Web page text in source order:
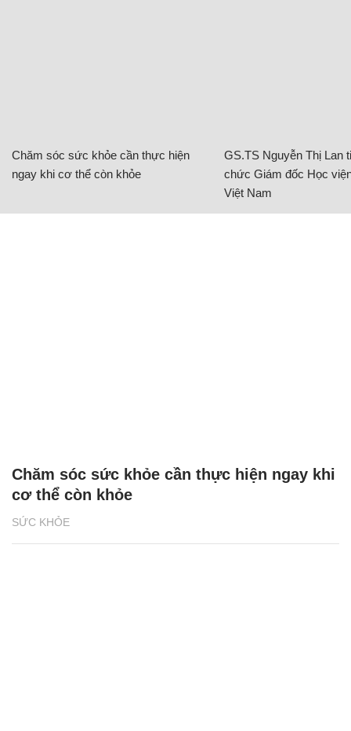
Chăm sóc sức khỏe cần thực hiện
ngay khi cơ thể còn khỏe
GS.TS Nguyễn Thị Lan
chức Giám đốc Học
Việt Nam
SỨC KHỎE
Chăm sóc sức khỏe cần thực hiện ngay khi
cơ thể còn khỏe